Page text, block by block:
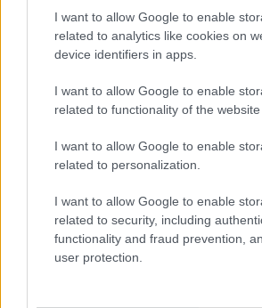
I want to allow Google to enable
related to analytics like cookies on
device identifiers in apps.
I want to allow Google to enable
related to functionality of the website
I want to allow Google to enable
related to personalization.
I want to allow Google to enable
related to security, including
functionality and fraud prevention,
user protection.
ΔΗΜΟΦΙΛΗ
ΑΙΧΜΕΣ: Και άλλες αποχωρήσεις και